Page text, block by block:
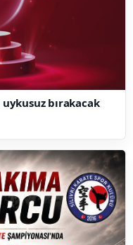
uykusuz bırakacak